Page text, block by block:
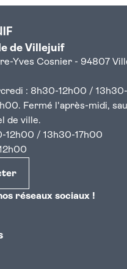
de Villejuif
Yves Cosnier - 94807
: 8h30-12h00 /
Fermé l'après-midi,
de ville.
12h00 / 13h30-17h00
réseaux sociaux !